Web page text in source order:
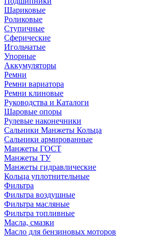
Шариковые
Роликовые
Ступичные
Сферические
Игольчатые
Упорные
Аккумуляторы
Ремни
Ремни вариатора
Ремни клиновые
Руководства и Каталоги
Шаровые опоры
Рулевые наконечники
Сальники Манжеты Кольца
Сальники армированные
Манжеты ГОСТ
Манжеты ТУ
Манжеты гидравлические
Кольца уплотнительные
Фильтра
Фильтра воздушные
Фильтра масляные
Фильтра топливные
Масла, смазки
Масло для бензиновых моторов